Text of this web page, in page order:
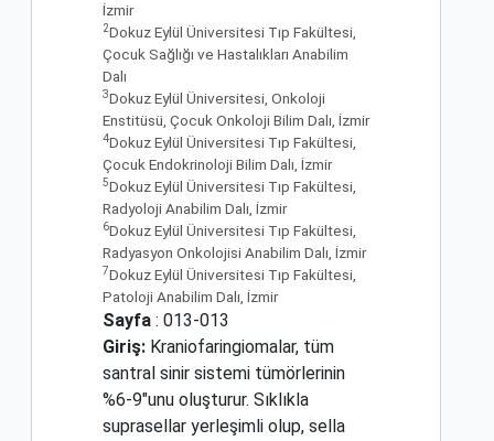
İzmir
2Dokuz Eylül Üniversitesi Tıp Fakültesi,
Çocuk Sağlığı ve Hastalıkları Anabilim
Dalı
3Dokuz Eylül Üniversitesi, Onkoloji
Enstitüsü, Çocuk Onkoloji Bilim Dalı, İzmir
4Dokuz Eylül Üniversitesi Tıp Fakültesi,
Çocuk Endokrinoloji Bilim Dalı, İzmir
5Dokuz Eylül Üniversitesi Tıp Fakültesi,
Radyoloji Anabilim Dalı, İzmir
6Dokuz Eylül Üniversitesi Tıp Fakültesi,
Radyasyon Onkolojisi Anabilim Dalı, İzmir
7Dokuz Eylül Üniversitesi Tıp Fakültesi,
Patoloji Anabilim Dalı, İzmir
Sayfa : 013-013
Giriş: Kraniofaringiomalar, tüm
santral sinir sistemi tümörlerinin
%6-9"unu oluşturur. Sıklıkla
suprasellar yerleşimli olup, sella